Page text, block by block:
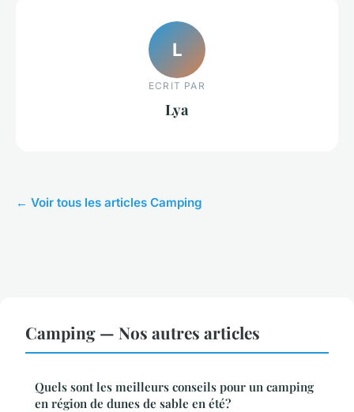
L
ECRIT PAR
Lya
← Voir tous les articles Camping
Camping — Nos autres articles
Quels sont les meilleurs conseils pour un camping
en région de dunes de sable en été?